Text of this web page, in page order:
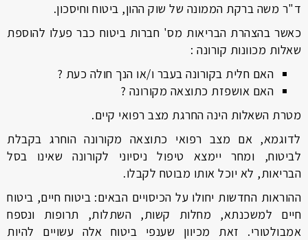
ד"ר משה ברקת הממונה של שוק ההון, ביטוח וחיסכון.
כאשר בהצהרת הבריאות מס' חברות ביטוח כבר פעלו להוספת
שאלות מכוונות קורונה :
האם חלית בקורונה בעבר ו/או הנך חולה כעת ?
האם אושפזת כתוצאה מקורונה ?
מטרת השאלות הינה החרגת מצב רפואי קיים.
לדוגמא, אם מצב רפואי כתוצאה מקורונה הוחרג בקבלת
לביטוח, ומחר יימצא טיפול ניסיוני לקורונה שאינו בסל
הבריאות, לא יוכל אותו מבוטח לקבלו.
ההוראות החדשות יחולו על הכיסויים הבאים: ביטוח חיים, ביטוח
חיים למשכנתא, מחלות קשות, השתלות, תרופות ונספח
אמבולטורי. זאת מכיוון שענפי ביטוח אלה עשויים להיות